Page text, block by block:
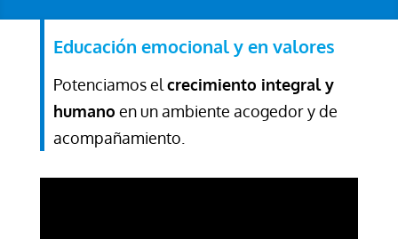
Educación emocional y en valores
Potenciamos el crecimiento integral y
humano en un ambiente acogedor y de
acompañamiento.